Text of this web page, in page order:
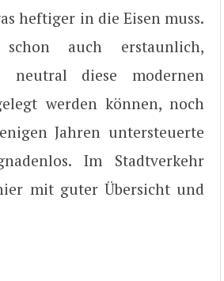
heftiger in die Eisen muss.
auch erstaunlich,
neutral diese modernen
werden können, noch
Jahren untersteuerte
Im Stadtverkehr
mit guter Übersicht und